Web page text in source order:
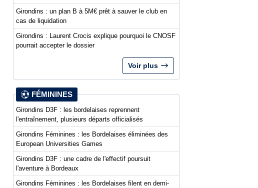
Girondins : un plan B à 5M€ prêt à sauver le club en
cas de liquidation
Girondins : Laurent Crocis explique pourquoi le CNOSF
pourrait accepter le dossier
Voir plus
FÉMININES
Girondins D3F : les bordelaises reprennent
l'entraînement, plusieurs départs officialisés
Girondins Féminines : les Bordelaises éliminées des
European Universities Games
Girondins D3F : une cadre de l'effectif poursuit
l'aventure à Bordeaux
Girondins Féminines : les Bordelaises filent en demi-